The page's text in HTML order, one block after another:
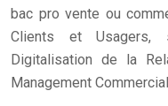
bac pro vente ou
Clients et Usagers,
Digitalisation de la
Management